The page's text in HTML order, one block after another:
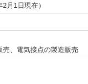
1日現在）
、電気接点の製造販売